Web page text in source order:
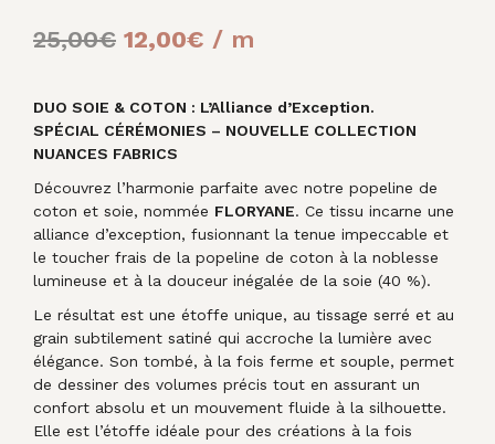
25,00€ Le
initial
était :
25,00€.
12,00€ Le
actuel
12,00€.
/ m
DUO SOIE & COTON : L’Alliance d’Exception.
SPÉCIAL CÉRÉMONIES – NOUVELLE COLLECTION
NUANCES FABRICS
Découvrez l’harmonie parfaite avec notre popeline de
coton et soie, nommée FLORYANE. Ce tissu incarne une
alliance d’exception, fusionnant la tenue impeccable et
le toucher frais de la popeline de coton à la noblesse
lumineuse et à la douceur inégalée de la soie (40 %).
Le résultat est une étoffe unique, au tissage serré et au
grain subtilement satiné qui accroche la lumière avec
élégance. Son tombé, à la fois ferme et souple, permet
de dessiner des volumes précis tout en assurant un
confort absolu et un mouvement fluide à la silhouette.
Elle est l’étoffe idéale pour des créations à la fois